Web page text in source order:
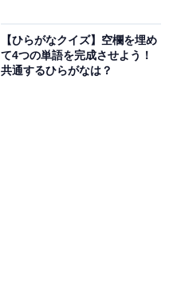
【ひらがなクイズ】空欄を埋め
て4つの単語を完成させよう！
共通するひらがなは？